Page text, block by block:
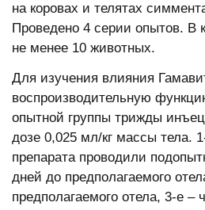
на коровах и телятах
Проведено 4 серии опытов. В
не менее 10 животных.
Для изучения влияния
воспроизводительную
опытной группы трижды
дозе 0,025 мл/кг массы тела.
препарата проводили
дней до предполагаемого
предполагаемого отела, 3-е –